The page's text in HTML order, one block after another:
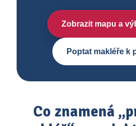
Zobrazit mapu a
Poptat makléře k
Co znamená